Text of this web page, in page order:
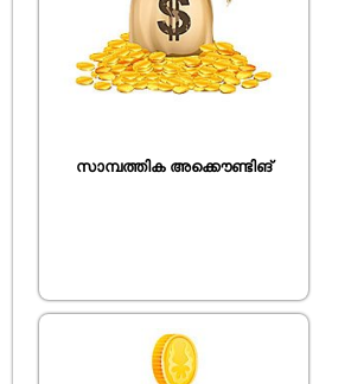
സാമ്പത്തിക അക്കൌണ്ടിങ്